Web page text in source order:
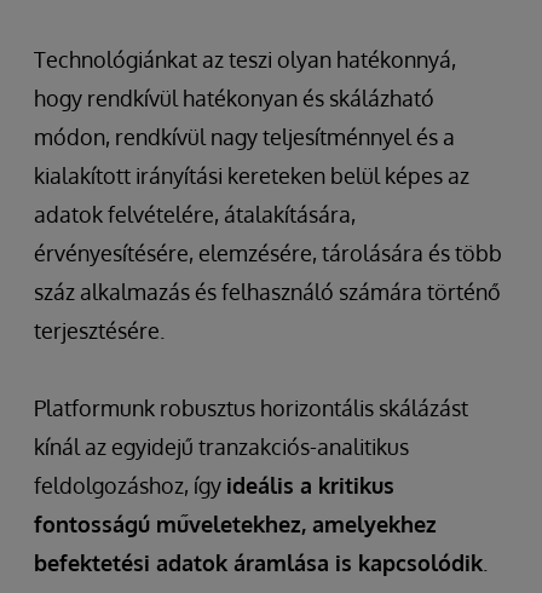
Technológiánkat az teszi olyan hatékonnyá,
hogy rendkívül hatékonyan és skálázható
módon, rendkívül nagy teljesítménnyel és a
kialakított irányítási kereteken belül képes az
adatok felvételére, átalakítására,
érvényesítésére, elemzésére, tárolására és több
száz alkalmazás és felhasználó számára történő
terjesztésére.
Platformunk robusztus horizontális skálázást
kínál az egyidejű tranzakciós-analitikus
feldolgozáshoz, így ideális a kritikus
fontosságú műveletekhez, amelyekhez
befektetési adatok áramlása is kapcsolódik